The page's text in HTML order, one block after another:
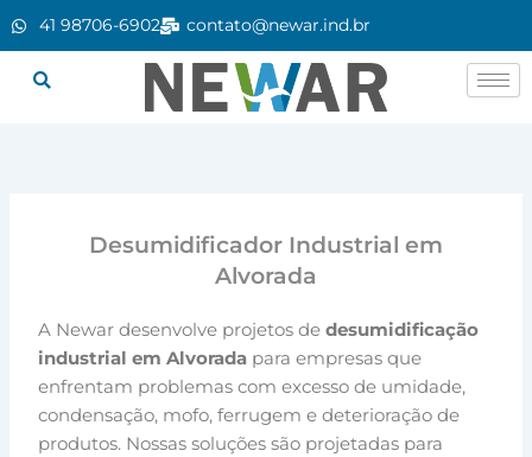
41 98706-6902 contato@newar.ind.br
Desumidificador Industrial em
Alvorada
A Newar desenvolve projetos dedesumidificação
industrial em Alvorada para empresas que
enfrentam problemas com excesso de umidade,
condensação, mofo, ferrugem e deterioração de
produtos. Nossas soluções são projetadas para